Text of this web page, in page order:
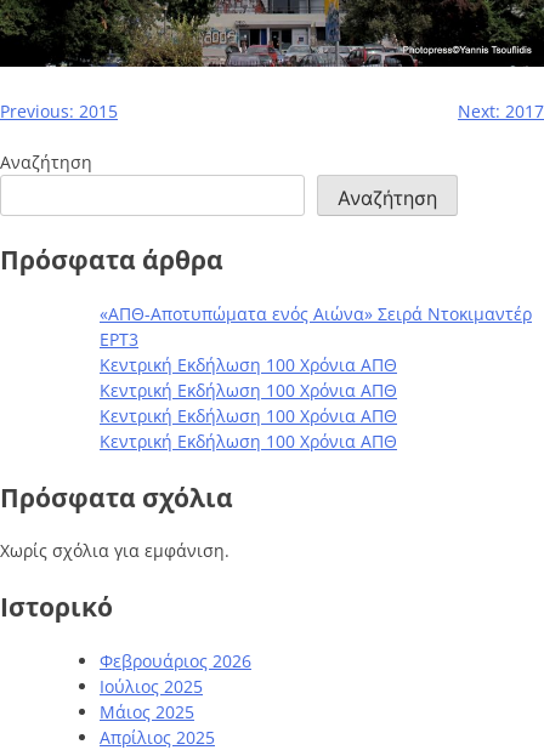
Previous: 2015 Next: 2017
Αναζήτηση
Αναζήτηση
Πρόσφατα άρθρα
«ΑΠΘ-Αποτυπώματα ενός Αιώνα» Σειρά Ντοκιμαντέρ
ΕΡΤ3
Κεντρική Εκδήλωση 100 Χρόνια ΑΠΘ
Κεντρική Εκδήλωση 100 Χρόνια ΑΠΘ
Κεντρική Εκδήλωση 100 Χρόνια ΑΠΘ
Κεντρική Εκδήλωση 100 Χρόνια ΑΠΘ
Πρόσφατα σχόλια
Χωρίς σχόλια για εμφάνιση.
Ιστορικό
Φεβρουάριος 2026
Ιούλιος 2025
Μάιος 2025
Απρίλιος 2025